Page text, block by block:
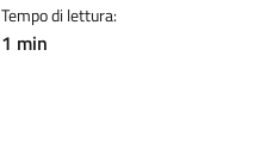
Tempo di lettura:
1 min